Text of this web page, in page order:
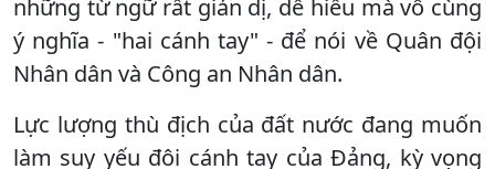
những từ ngữ rất giản dị, dễ hiểu mà vô cùng
ý nghĩa - "hai cánh tay" - để nói về Quân đội
Nhân dân và Công an Nhân dân.
Lực lượng thù địch của đất nước đang muốn
làm suy yếu đôi cánh tay của Đảng, kỳ vọng